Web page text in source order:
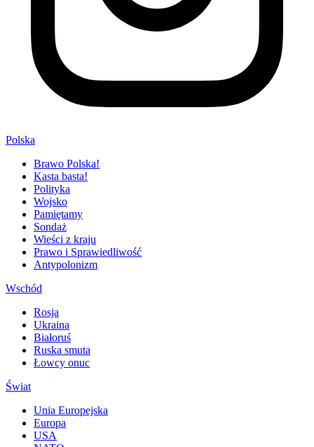
Polska
Brawo Polska!
Kasta basta!
Polityka
Wojsko
Pamiętamy
Sondaż
Wieści z kraju
Prawo i Sprawiedliwość
Antypolonizm
Wschód
Rosja
Ukraina
Białoruś
Ruska smuta
Łowcy onuc
Świat
Unia Europejska
Europa
USA